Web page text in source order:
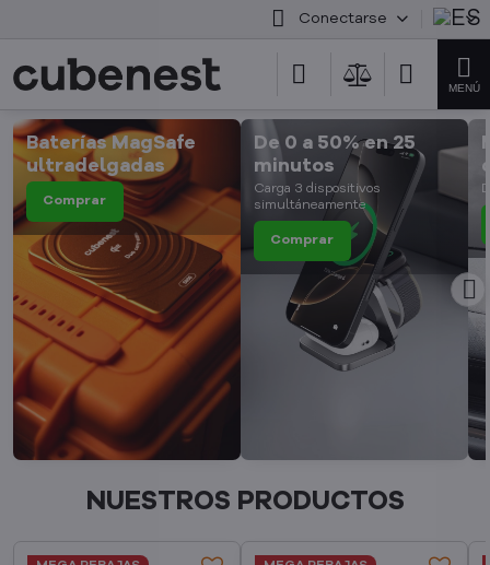
Conectarse
Baterías MagSafe
ultradelgadas
Comprar
De 0 a 50% en 25
minutos
Carga 3 dispositivos
simultáneamente
Comprar
NUESTROS PRODUCTOS